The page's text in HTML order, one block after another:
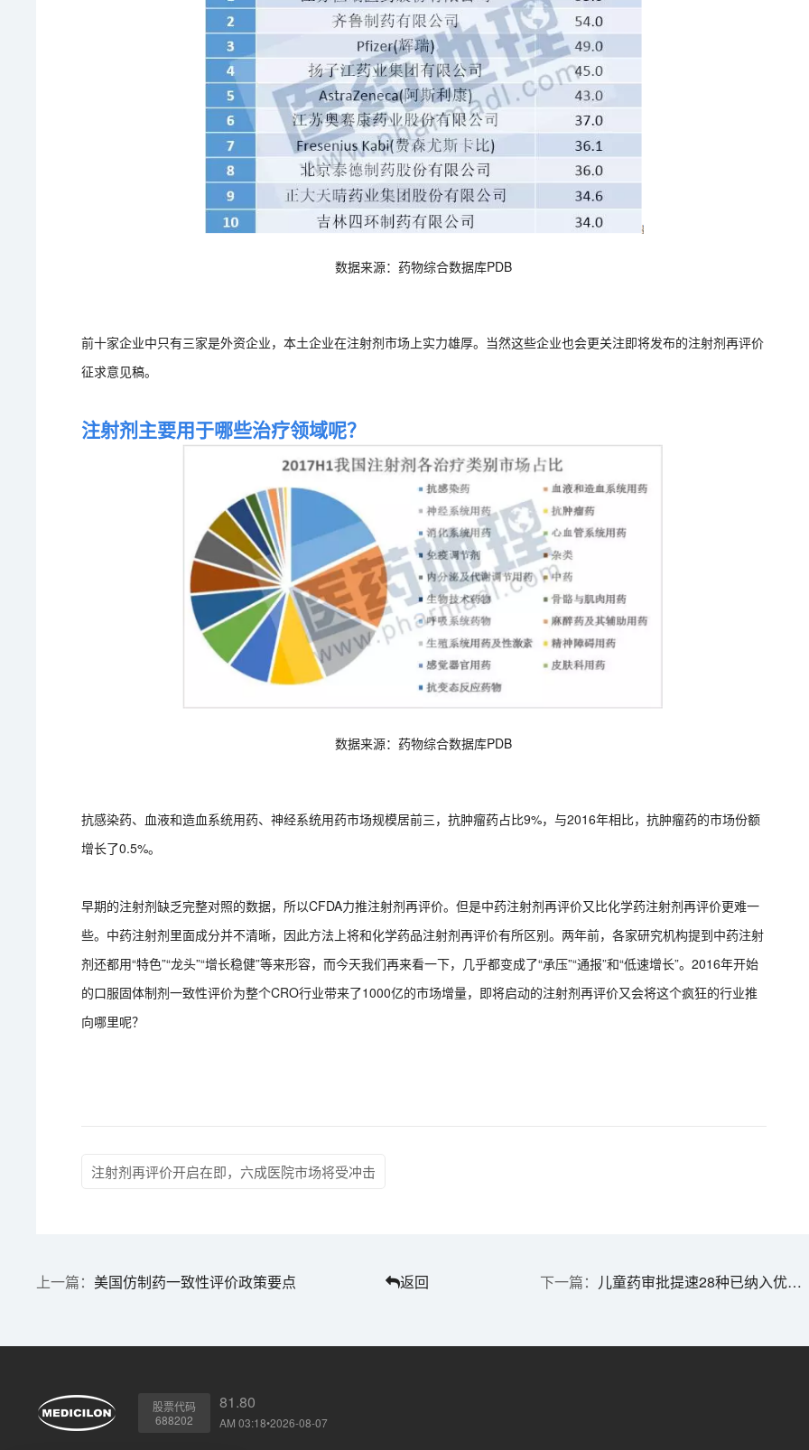
数据来源：药物综合数据库PDB
前十家企业中只有三家是外资企业，本土企业在注射剂市场上实力雄厚。当然这些企业也会更关注即将发布的注射剂再评价
征求意见稿。
注射剂主要用于哪些治疗领域呢？
数据来源：药物综合数据库PDB
抗感染药、血液和造血系统用药、神经系统用药市场规模居前三，抗肿瘤药占比9%，与2016年相比，抗肿瘤药的市场份额
增长了0.5%。
早期的注射剂缺乏完整对照的数据，所以CFDA力推注射剂再评价。但是中药注射剂再评价又比化学药注射剂再评价更难一
些。中药注射剂里面成分并不清晰，因此方法上将和化学药品注射剂再评价有所区别。两年前，各家研究机构提到中药注射
剂还都用“特色”“龙头”“增长稳健”等来形容，而今天我们再来看一下，几乎都变成了“承压”“通报”和“低速增长”。2016年开始
的口服固体制剂一致性评价为整个CRO行业带来了1000亿的市场增量，即将启动的注射剂再评价又会将这个疯狂的行业推
向哪里呢？
注射剂再评价开启在即，六成医院市场将受冲击
美国仿制药一致性评价政策要点 返回 儿童药审批提速28种已纳入优先审评
股票代码
688202
81.80
AM 03:18•2026-08-07